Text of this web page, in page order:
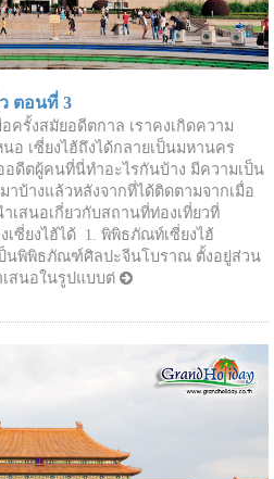
ตอนที่ 3
ครั้งสมัยอดีตกาล เราคงเกิดความ
อ เซี่ยงไฮ้ถึงได้กลายเป็นมหานคร
อดีตผู้คนที่นี่ทำอะไรกันบ้าง มีความเป็น
าบ้างแล้วหลังจากที่ได้ติดตามจากเมื่อ
เสนอเกี่ยวกับสถานที่ท่องเที่ยวที่
ซี่ยงไฮ้ได้ 1. พิพิธภัณท์เซี่ยงไฮ้
เป็นพิพิธภัณฑ์ศิลปะจีนโบราณ ตั้งอยู่ส่วน
สนอในรูปแบบต่